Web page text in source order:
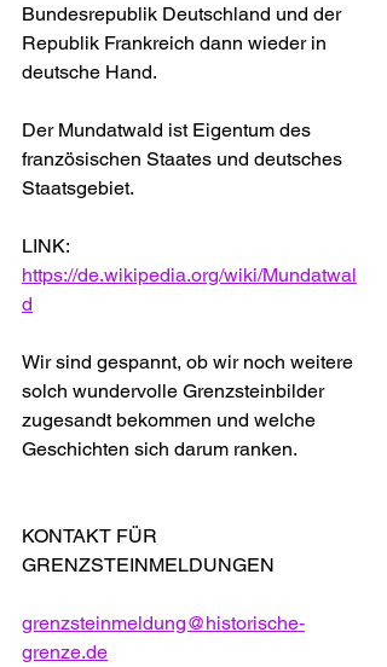
Bundesrepublik Deutschland und der
Republik Frankreich dann wieder in
deutsche Hand.
Der Mundatwald ist Eigentum des
französischen Staates und deutsches
Staatsgebiet.
LINK:
https://de.wikipedia.org/wiki/Mundatwal
d
Wir sind gespannt, ob wir noch weitere
solch wundervolle Grenzsteinbilder
zugesandt bekommen und welche
Geschichten sich darum ranken.
KONTAKT FÜR
GRENZSTEINMELDUNGEN
grenzsteinmeldung@historische-
grenze.de